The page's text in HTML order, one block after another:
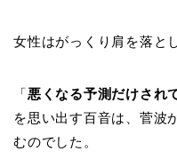
女性はがっくり肩を落と
「悪くなる予測だけされ
を思い出す百音は、菅波
むのでした。